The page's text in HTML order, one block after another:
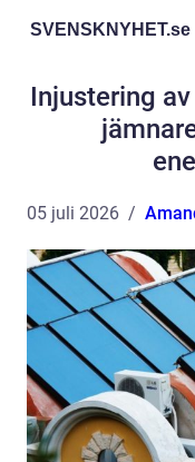
SVENSKNYHET.se
Injustering
05 juli 2026